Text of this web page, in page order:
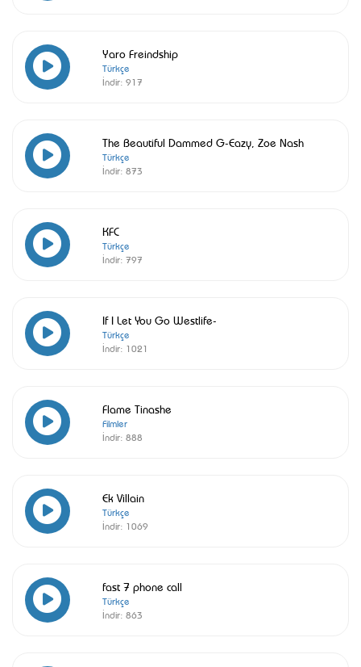
Yaro Freindship
Türkçe
İndir: 917
The Beautiful Dammed G-Eazy, Zoe Nash
Türkçe
İndir: 873
KFC
Türkçe
İndir: 797
If I Let You Go Westlife-
Türkçe
İndir: 1021
Flame Tinashe
Filmler
İndir: 888
Ek Villain
Türkçe
İndir: 1069
fast 7 phone call
Türkçe
İndir: 863